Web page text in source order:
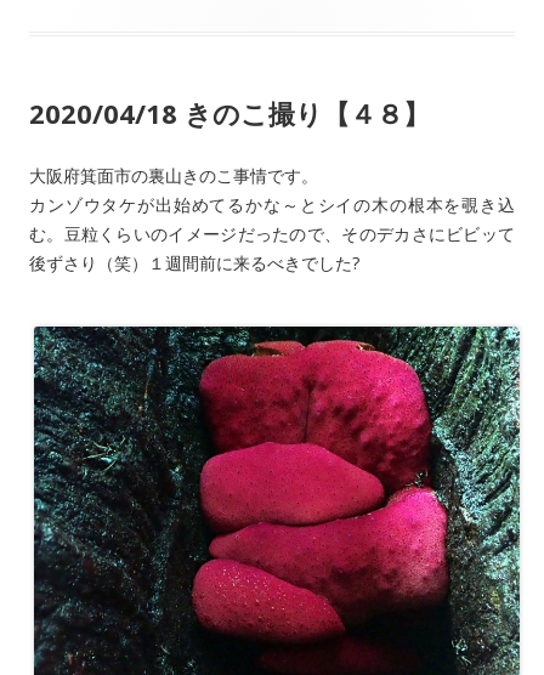
2020/04/18 きのこ撮り【４８】
大阪府箕面市の裏山きのこ事情です。
カンゾウタケが出始めてるかな～とシイの木の根本を覗き込
む。豆粒くらいのイメージだったので、そのデカさにビビッて
後ずさり（笑）１週間前に来るべきでした?